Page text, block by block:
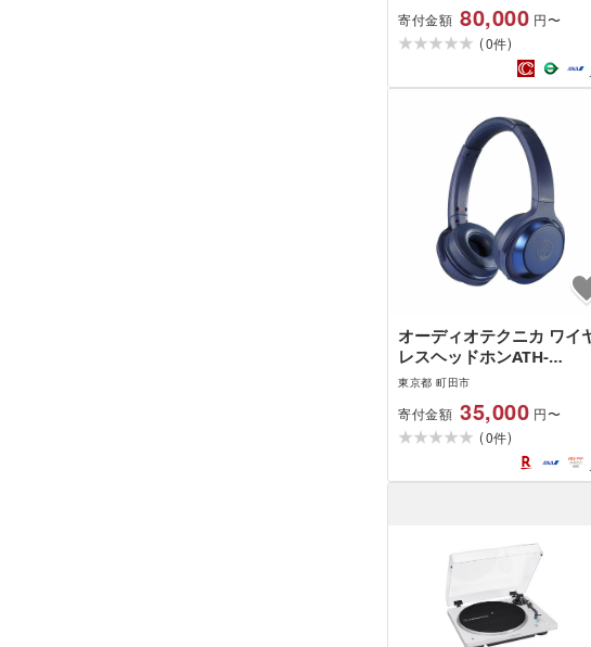
寄付金額 80,000 円〜
(0件)
オーディオテクニカ ワイ
レスヘッドホンATH-
WS330BT BL(ブルー)
東京都 町田市
寄付金額 35,000 円〜
(0件)